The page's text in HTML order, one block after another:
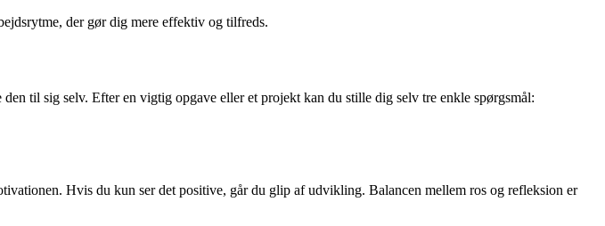
der gør dig mere effektiv og tilfreds.
til sig selv. Efter en vigtig opgave eller et projekt kan du stille dig selv tre enkle spørgsmål:
Hvis du kun ser det positive, går du glip af udvikling. Balancen mellem ros og refleksion er